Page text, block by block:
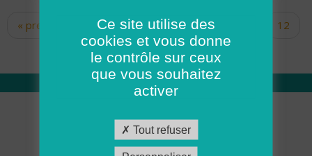
Pages
« premier ‹ précédent … 10
12
14 15 16 17
Qui sommes nous
Académie ADMR
Ce site utilise des
cookies et vous donne
le contrôle sur ceux
que vous souhaitez
activer
Tout refuser